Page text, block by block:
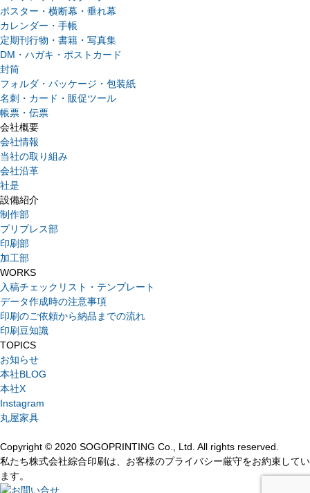
ポスター・横断幕・垂れ幕
カレンダー・手帳
定期刊行物・書籍・写真集
DM・ハガキ・ポストカード
封筒
フォルダ・パッケージ・包装紙
名刺・カード・販促ツール
帳票・伝票
会社概要
会社情報
当社の取り組み
会社沿革
社是
設備紹介
制作部
プリプレス部
印刷部
加工部
WORKS
入稿チェックリスト・テンプレート
データ作成時の注意事項
印刷のご依頼から納品までの流れ
印刷豆知識
TOPICS
お知らせ
本社BLOG
本社X
Instagram
丸屋家具
Copyright © 2020 SOGOPRINTING Co., Ltd. All rights reserved.
私たち株式会社綜合印刷は、お客様のプライバシー厳守をお約束してい
ます。